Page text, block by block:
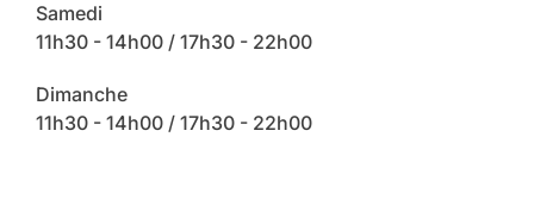
Samedi
11h30 - 14h00 / 17h30 - 22h00
Dimanche
11h30 - 14h00 / 17h30 - 22h00